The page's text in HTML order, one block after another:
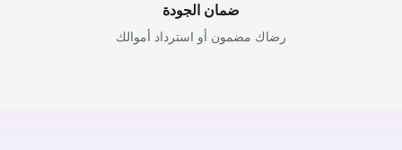
ضمان الجودة
رضاك مضمون أو استرداد أموالك